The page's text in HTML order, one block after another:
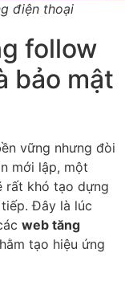
điện thoại
follow
bảo mật
vững nhưng đòi
mới lập, một
rất khó tạo dựng
Đây là lúc
web tăng
tạo hiệu ứng